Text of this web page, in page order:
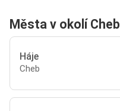
Města v okolí Cheb
Háje
Cheb